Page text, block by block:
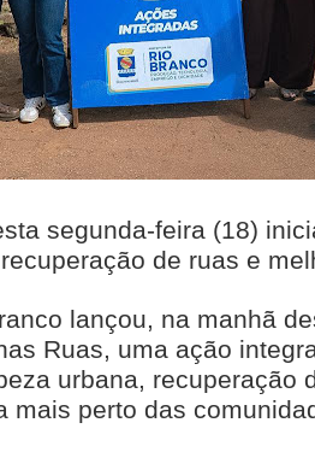
segunda-feira (18)
de ruas e
lançou, na manhã
Ruas, uma ação
urbana, recuperação
mais perto das